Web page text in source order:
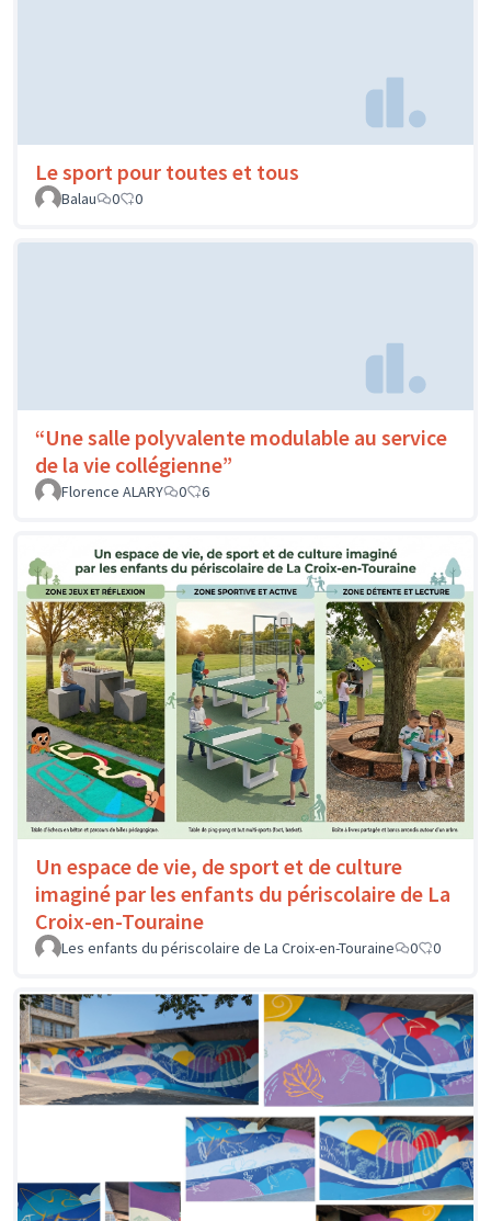
Le sport pour toutes et tous
Balau 0 0
“Une salle polyvalente modulable au service
de la vie collégienne”
Florence ALARY 0 6
Un espace de vie, de sport et de culture
imaginé par les enfants du périscolaire de La
Croix-en-Touraine
Les enfants du périscolaire de La Croix-en-Touraine 0 0